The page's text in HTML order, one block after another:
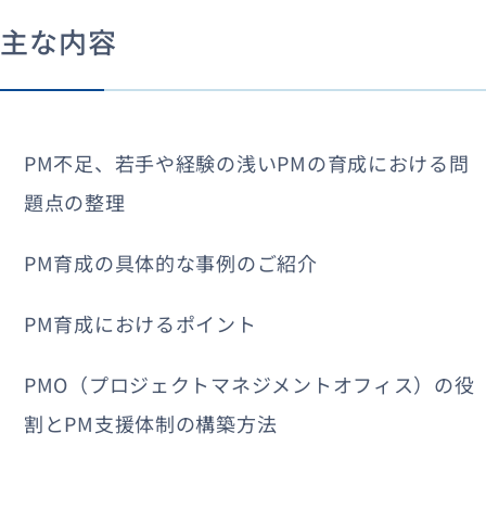
主な内容
PM不足、若手や経験の浅いPMの育成における問
題点の整理
PM育成の具体的な事例のご紹介
PM育成におけるポイント
PMO（プロジェクトマネジメントオフィス）の役
割とPM支援体制の構築方法